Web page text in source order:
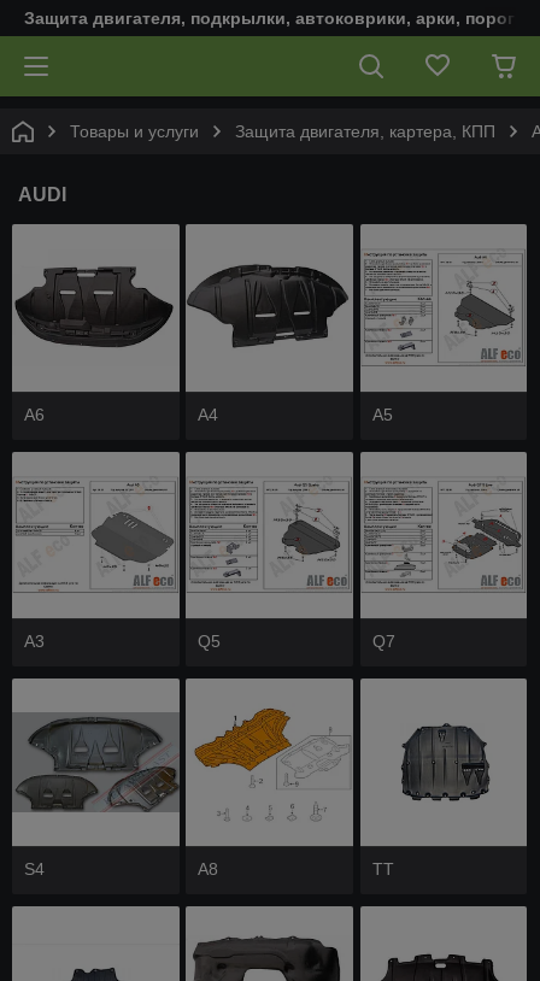
Защита двигателя, подкрылки, автоковрики, арки,
Товары и услуги Защита двигателя, картера, КПП
AUDI
A6 A4 A5
A3 Q5 Q7
S4 A8 TT